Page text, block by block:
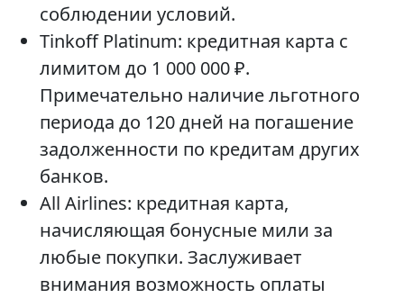
соблюдении условий.
Tinkoff Platinum: кредитная карта с
лимитом до 1 000 000 ₽.
Примечательно наличие льготного
периода до 120 дней на погашение
задолженности по кредитам других
банков.
All Airlines: кредитная карта,
начисляющая бонусные мили за
любые покупки. Заслуживает
внимания возможность оплаты